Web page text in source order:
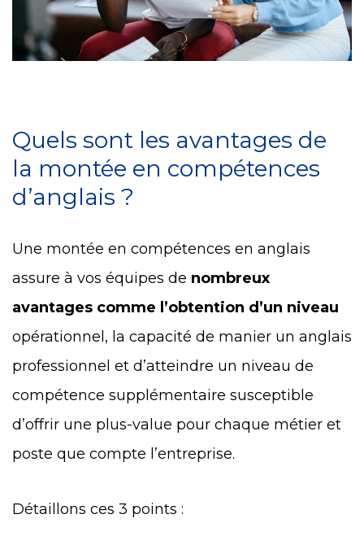
Quels sont les avantages de
la montée en compétences
d’anglais ?
Une montée en compétences en anglais
assure à vos équipes de nombreux
avantages comme l’obtention d’un niveau
opérationnel, la capacité de manier un anglais
professionnel et d’atteindre un niveau de
compétence supplémentaire susceptible
d’offrir une plus-value pour chaque métier et
poste que compte l’entreprise.
Détaillons ces 3 points :